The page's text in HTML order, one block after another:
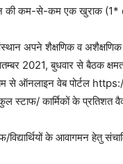
की कम-से-कम एक खुराक (1*
अपने शैक्षणिक व
2021, बुधवार से बैठक
से ऑनलाइन वेब पोर्टल
कार्मिकों के प्रतिशत
विद्यार्थियों के आवागमन हेतु